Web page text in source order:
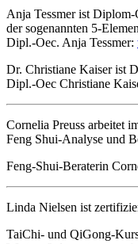
Anja Tessmer ist
der sogenannten 5-
Dipl.-Oec. Anja Tessmer:
Dr. Christiane Kaiser ist
Dipl.-Oec Christiane
Cornelia Preuss arbeitet
Feng Shui-Analyse und
Feng-Shui-Beraterin
Linda Nielsen ist
TaiChi- und QiGong-